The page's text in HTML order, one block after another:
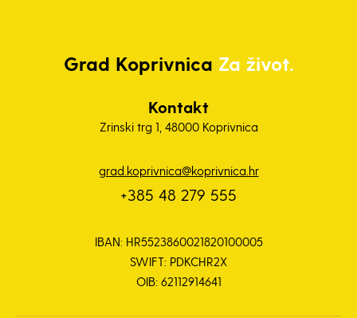
Grad Koprivnica Za život.
Kontakt
Zrinski trg 1, 48000 Koprivnica
grad.koprivnica@koprivnica.hr
+385 48 279 555
IBAN: HR5523860021820100005
SWIFT: PDKCHR2X
OIB: 62112914641